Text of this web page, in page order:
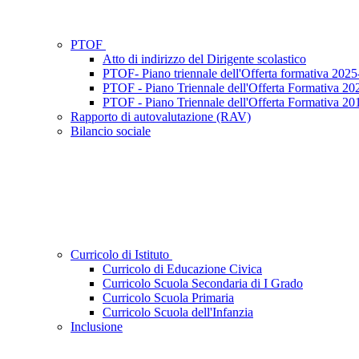
PTOF
Atto di indirizzo del Dirigente scolastico
PTOF- Piano triennale dell'Offerta formativa
PTOF - Piano Triennale dell'Offerta Formativa
PTOF - Piano Triennale dell'Offerta Formativa
Rapporto di autovalutazione (RAV)
Bilancio sociale
Curricolo di Istituto
Curricolo di Educazione Civica
Curricolo Scuola Secondaria di I Grado
Curricolo Scuola Primaria
Curricolo Scuola dell'Infanzia
Inclusione